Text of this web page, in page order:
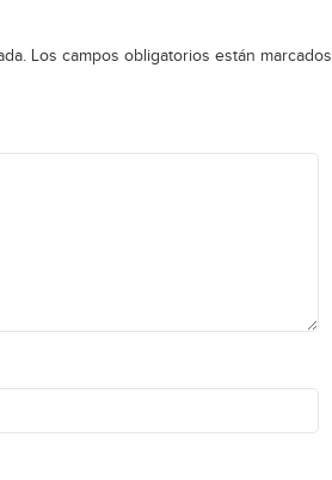
Los campos obligatorios están marcados